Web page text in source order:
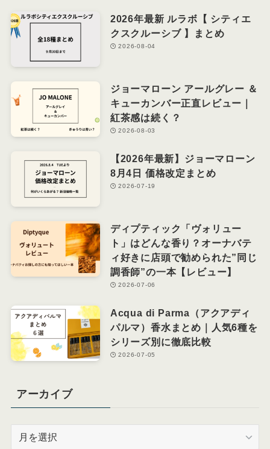
2026年最新 ルラボ【 シティエ
クスクルーシブ 】まとめ
2026-08-04
ジョーマローン アールグレー ＆
キューカンバー正直レビュー｜
紅茶感は続く？
2026-08-03
【2026年最新】ジョーマローン
8月4日 価格改定まとめ
2026-07-19
ディプティック「ヴォリュー
ト」はどんな香り？オーナバテ
ィ好きに店頭で勧められた”同じ
調香師”の一本【レビュー】
2026-07-06
Acqua di Parma（アクアディ
パルマ）香水まとめ｜人気6種を
シリーズ別に徹底比較
2026-07-05
アーカイブ